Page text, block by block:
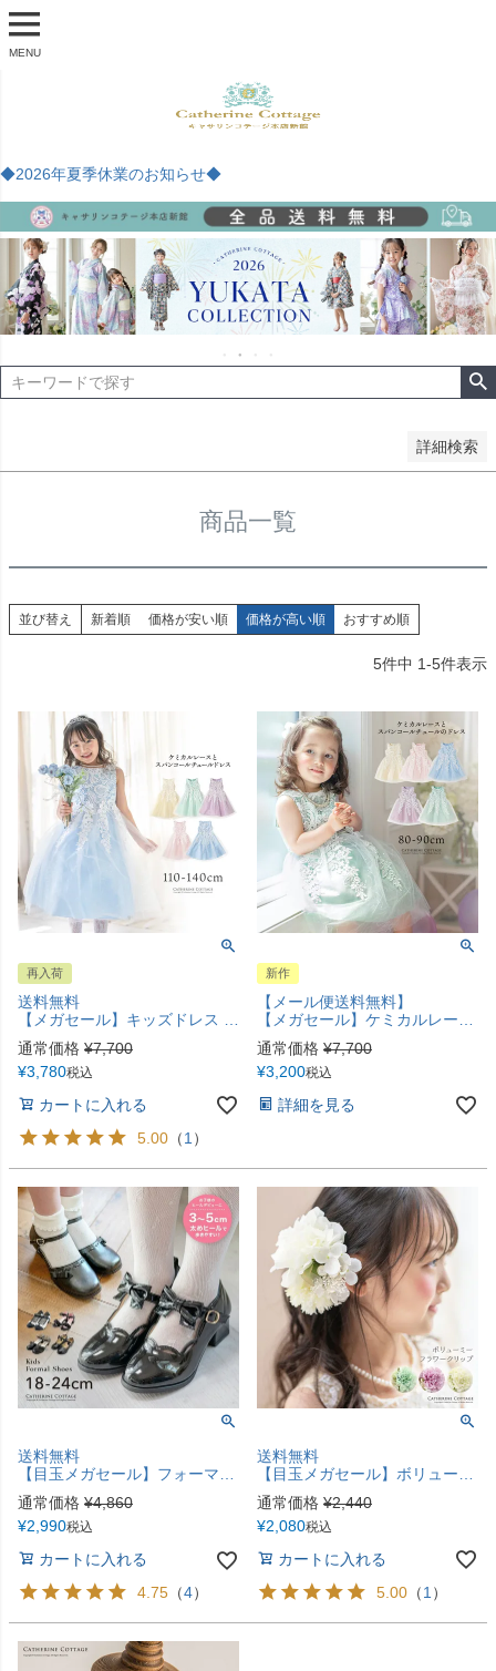
MENU
◆2026年夏季休業のお知らせ◆
詳細検索
新着順
登録順
価格が安い順
価格が高い順
優先度順
レビュー順
検索
商品一覧
並び替え 新着順 価格が安い順 価格が高い順 おすすめ順
5件中 1-5件表示
再入荷
送料無料
【メガセール】キッズドレス ケミカルレース スパンコールチュールドレス フォーマル ドレス TAK キャサリンコテージ
通常価格 ¥7,700
¥3,780税込
カートに入れる
5.00 （1 ）
新作
【メール便送料無料】
【メガセール】ケミカルレースベビードレス ベビードレス 女の子 ギフト お誕生日 女の子フォーマル チュール 結婚式 YUP12《メール便優先商品》キャサリンコテージ
通常価格 ¥7,700
¥3,200税込
詳細を見る
送料無料
【目玉メガセール】フォーマル 靴 エレガントデザインTAK
通常価格 ¥4,860
¥2,990税込
カートに入れる
4.75 （4）
送料無料
【目玉メガセール】ボリューミーフラワークリップ 髪飾り ヘアアクセサリー TAK
通常価格 ¥2,440
¥2,080税込
カートに入れる
5.00 （1 ）